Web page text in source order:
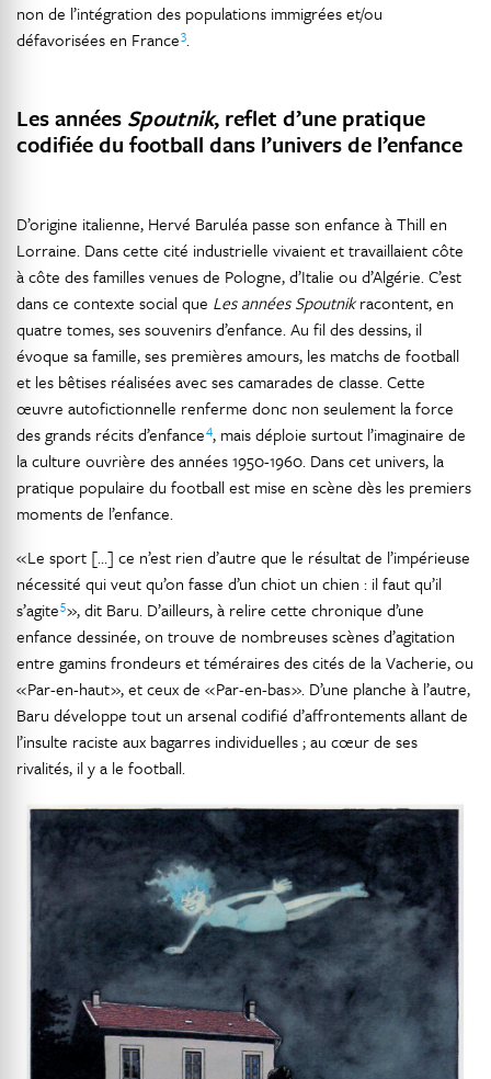
non de l’intégration des populations immigrées et/ou
défavorisées en France3.
Les années Spoutnik, reflet d’une pratique
codifiée du football dans l’univers de l’enfance
D’origine italienne, Hervé Baruléa passe son enfance à Thill en
Lorraine. Dans cette cité industrielle vivaient et travaillaient côte
à côte des familles venues de Pologne, d’Italie ou d’Algérie. C’est
dans ce contexte social que Les années Spoutnikracontent, en
quatre tomes, ses souvenirs d’enfance. Au fil des dessins, il
évoque sa famille, ses premières amours, les matchs de football
et les bêtises réalisées avec ses camarades de classe. Cette
œuvre autofictionnelle renferme donc non seulement la force
des grands récits d’enfance4, mais déploie surtout l’imaginaire de
la culture ouvrière des années 1950-1960. Dans cet univers, la
pratique populaire du football est mise en scène dès les premiers
moments de l’enfance.
« Le sport […] ce n’est rien d’autre que le résultat de l’impérieuse
nécessité qui veut qu’on fasse d’un chiot un chien : il faut qu’il
s’agite5», dit Baru. D’ailleurs, à relire cette chronique d’une
enfance dessinée, on trouve de nombreuses scènes d’agitation
entre gamins frondeurs et téméraires des cités de la Vacherie, ou
« Par-en-haut », et ceux de « Par-en-bas ». D’une planche à l’autre,
Baru développe tout un arsenal codifié d’affrontements allant de
l’insulte raciste aux bagarres individuelles ; au cœur de ses
rivalités, il y a le football.